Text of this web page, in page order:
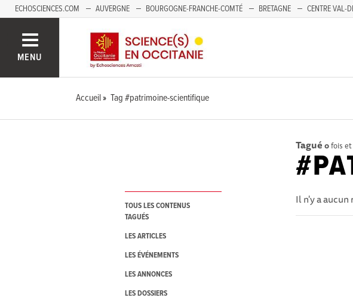
ECHOSCIENCES.COM AUVERGNE BOURGOGNE-FRANCHE-COMTÉ BRETAGNE CENTRE VAL-
MENU
Accueil Tag #patrimoine-scientifique
TOUS LES CONTENUS
TAGUÉS
LES ARTICLES
LES ÉVÉNEMENTS
LES ANNONCES
LES DOSSIERS
Tagué 0fois
Il n'y a